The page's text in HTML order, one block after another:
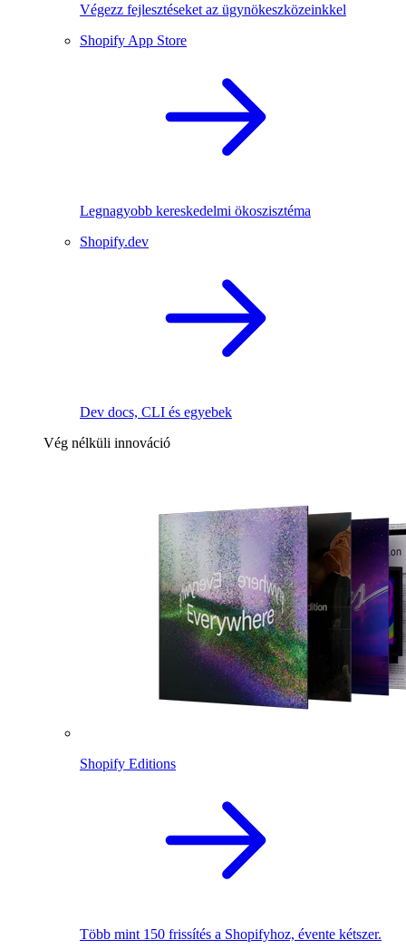
Végezz fejlesztéseket az ügynökeszközeinkkel
Shopify App Store
Legnagyobb kereskedelmi ökoszisztéma
Shopify.dev
Dev docs, CLI és egyebek
Vég nélküli innováció
Shopify Editions
Több mint 150 frissítés a Shopifyhoz, évente kétszer.